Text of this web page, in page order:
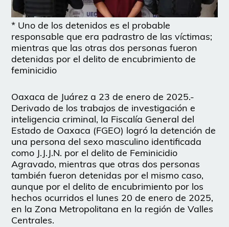
* Uno de los detenidos es el probable
responsable que era padrastro de las víctimas;
mientras que las otras dos personas fueron
detenidas por el delito de encubrimiento de
feminicidio
Oaxaca de Juárez a 23 de enero de 2025.-
Derivado de los trabajos de investigación e
inteligencia criminal, la Fiscalía General del
Estado de Oaxaca (FGEO) logró la detención de
una persona del sexo masculino identificada
como J.J.J.N. por el delito de Feminicidio
Agravado, mientras que otras dos personas
también fueron detenidas por el mismo caso,
aunque por el delito de encubrimiento por los
hechos ocurridos el lunes 20 de enero de 2025,
en la Zona Metropolitana en la región de Valles
Centrales.